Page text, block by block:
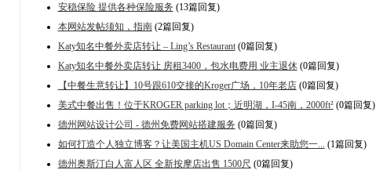
安稳保险 提供各种保险服务 (13篇回复)
本网站发帖须知，指南(2篇回复)
Katy知名中餐外卖店转让 – Ling’s Restaurant(0篇回复)
Katy知名中餐外卖店转让 房租3400，包水电费用 业主退休(0篇回复)
【中餐生意转让】10号跟610交接的Kroger广场，10年老店(0篇回复)
美式中餐出售！位于KROGER parking lot；近明湖，I-45南，2000ft²(0篇回复)
德州网站设计公司 - 德州免费网站搭建服务 (0篇回复)
如何打造个人独立博客？让美国主机US Domain Center来助您一... (1篇回复)
德州奥斯汀白人富人区 全新按摩店出售 1500尺 (0篇回复)